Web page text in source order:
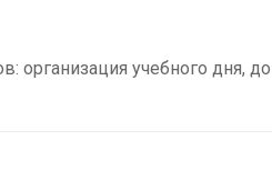
организация учебного дня,